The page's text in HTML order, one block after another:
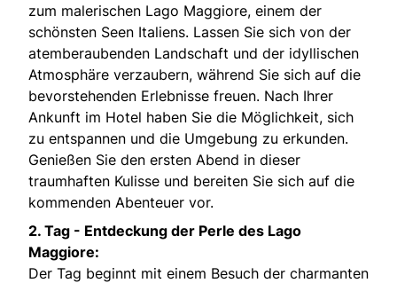
zum malerischen Lago Maggiore, einem der
schönsten Seen Italiens. Lassen Sie sich von der
atemberaubenden Landschaft und der idyllischen
Atmosphäre verzaubern, während Sie sich auf die
bevorstehenden Erlebnisse freuen. Nach Ihrer
Ankunft im Hotel haben Sie die Möglichkeit, sich
zu entspannen und die Umgebung zu erkunden.
Genießen Sie den ersten Abend in dieser
traumhaften Kulisse und bereiten Sie sich auf die
kommenden Abenteuer vor.
2. Tag - Entdeckung der Perle des Lago
Maggiore:
Der Tag beginnt mit einem Besuch der charmanten